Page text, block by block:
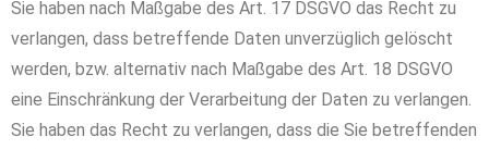
Sie haben nach Maßgabe des Art. 17 DSGVO das Recht zu
verlangen, dass betreffende Daten unverzüglich gelöscht
werden, bzw. alternativ nach Maßgabe des Art. 18 DSGVO
eine Einschränkung der Verarbeitung der Daten zu verlangen.
Sie haben das Recht zu verlangen, dass die Sie betreffenden